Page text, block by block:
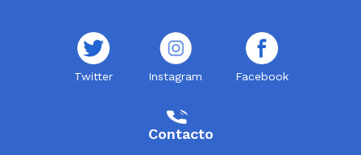
Twitter Instagram Facebook
Contacto